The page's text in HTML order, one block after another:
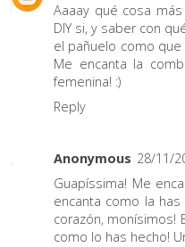
Aaaay qué cosa
DIY si, y saber con
el pañuelo como
Me encanta la
femenina! :)
Reply
Anonymous 28/11/
Guapíssima! Me
encanta como la
corazón, monísimos!
como lo has hecho!